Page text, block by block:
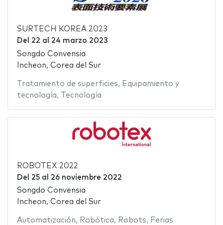
SURTECH KOREA 2023
Del 22 al 24 marzo 2023
Songdo Convensia
Incheon, Corea del Sur
Tratamiento de superficies, Equipamiento y
tecnología, Tecnología
ROBOTEX 2022
Del 25al 26 noviembre 2022
Songdo Convensia
Incheon, Corea del Sur
Automatización, Robótica, Robots, Ferias